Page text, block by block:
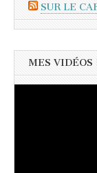
SUR LE
MES VIDÉOS